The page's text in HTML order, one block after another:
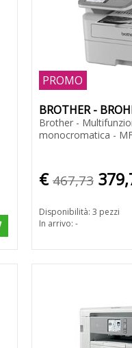
BROTHER -
Brother -
monocromatica -
€467,73
PROMO
Disponibilità: 3 pezzi
In arrivo: -